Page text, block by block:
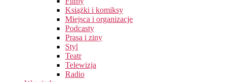
Książki i komiksy
Miejsca i organizacje
Podcasty
Prasa i ziny
Styl
Teatr
Telewizja
Radio